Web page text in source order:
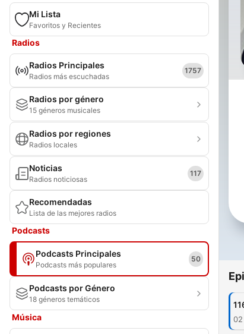
Mi Lista
Favoritos y Recientes
Radios
Radios Principales
Radios más escuchadas
1757
Radios por género
15 géneros musicales
Radios por regiones
Radios locales
Noticias
Radios noticiosas
117
Recomendadas
Lista de las mejores radios
Podcasts
Podcasts Principales
Podcasts más populares
50
Podcasts por Género
18 géneros temáticos
Música